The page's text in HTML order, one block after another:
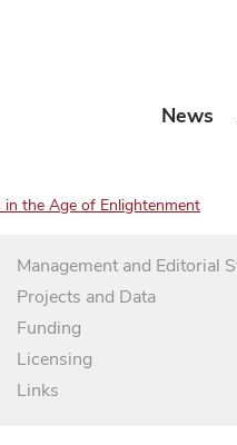
News
in the Age of Enlightenment
Management and Editorial
Projects and Data
Funding
Licensing
Links